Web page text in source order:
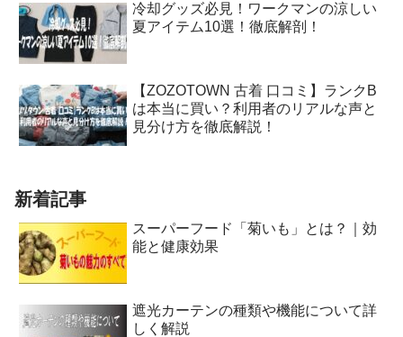
冷却グッズ必見！ワークマンの涼しい
夏アイテム10選！徹底解剖！
【ZOZOTOWN 古着 口コミ】ランクB
は本当に買い？利用者のリアルな声と
見分け方を徹底解説！
新着記事
スーパーフード「菊いも」とは？｜効
能と健康効果
遮光カーテンの種類や機能について詳
しく解説